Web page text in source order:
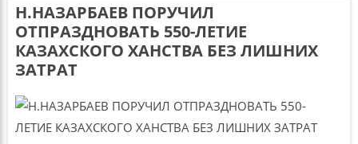
Н.НАЗАРБАЕВ ПОРУЧИЛ
ОТПРАЗДНОВАТЬ 550-ЛЕТИЕ
КАЗАХСКОГО ХАНСТВА БЕЗ ЛИШНИХ
ЗАТРАТ